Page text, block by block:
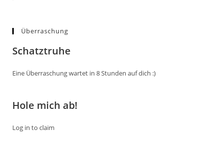
Überraschung
Schatztruhe
Eine Überraschung wartet in 8 Stunden auf dich :)
Hole mich ab!
Log in to claim